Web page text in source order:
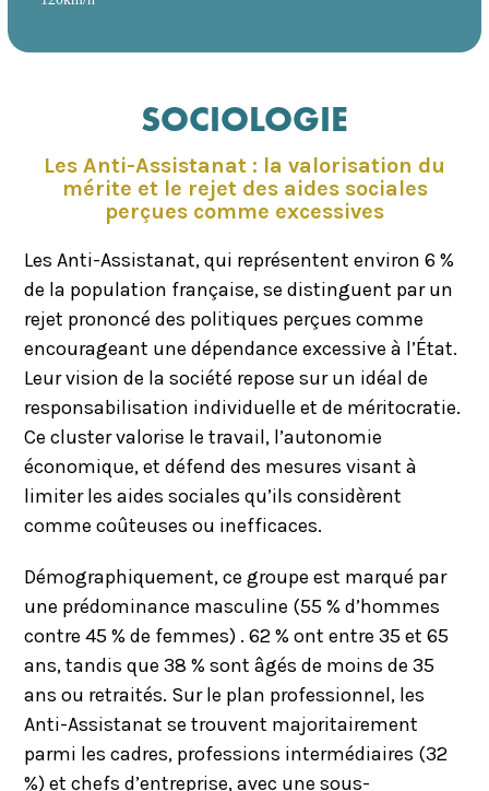
SOCIOLOGIE
Les Anti-Assistanat : la valorisation du
mérite et le rejet des aides sociales
perçues comme excessives
Les Anti-Assistanat, qui représentent environ 6 %
de la population française, se distinguent par un
rejet prononcé des politiques perçues comme
encourageant une dépendance excessive à l’État.
Leur vision de la société repose sur un idéal de
responsabilisation individuelle et de méritocratie.
Ce cluster valorise le travail, l’autonomie
économique, et défend des mesures visant à
limiter les aides sociales qu’ils considèrent
comme coûteuses ou inefficaces.
Démographiquement, ce groupe est marqué par
une prédominance masculine (55 % d’hommes
contre 45 % de femmes) . 62 % ont entre 35 et 65
ans, tandis que 38 % sont âgés de moins de 35
ans ou retraités. Sur le plan professionnel, les
Anti-Assistanat se trouvent majoritairement
parmi les cadres, professions intermédiaires (32
%) et chefs d’entreprise, avec une sous-